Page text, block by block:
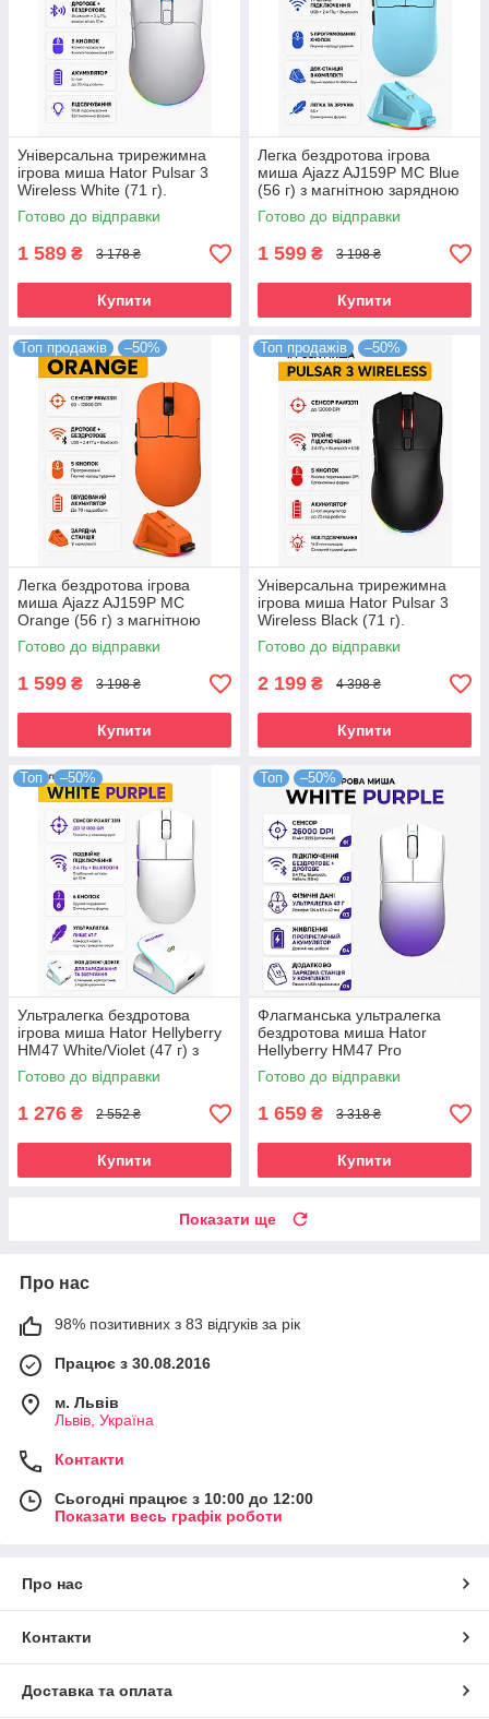
Універсальна трирежимна
ігрова миша Hator Pulsar 3
Wireless White (71 г).
Оптичний сенсор PixArt
PAW3311 12000 DPI
Готово до відправки
1 589 ₴ 3 178 ₴
Купити
Легка бездротова ігрова
миша Ajazz AJ159P MC Blue
(56 г) з магнітною зарядною
станцією. Сенсор PixArt
PAW3311 12000 DPI,
Готово до відправки
1 599 ₴ 3 198 ₴
Купити
Топ продажів –50%
Легка бездротова ігрова
миша Ajazz AJ159P MC
Orange (56 г) з магнітною
зарядною станцією. Сенсор
PixArt PAW3311 12000 DPI
Готово до відправки
1 599 ₴ 3 198 ₴
Купити
Топ продажів –50%
Універсальна трирежимна
ігрова миша Hator Pulsar 3
Wireless Black (71 г).
Оптичний сенсор PixArt
PAW3311 12000 DPI
Готово до відправки
2 199 ₴ 4 398 ₴
Купити
Топ –50%
Ультралегка бездротова
ігрова миша Hator Hellyberry
HM47 White/Violet (47 г) з
магнітною зарядною
станцією
Готово до відправки
1 276 ₴ 2 552 ₴
Купити
Топ –50%
Флагманська ультралегка
бездротова миша Hator
Hellyberry HM47 Pro
White/Violet Gradient (47 г) з
магнітною док-станцією
Готово до відправки
1 659 ₴ 3 318 ₴
Купити
Показати ще
Про нас
98% позитивних з 83 відгуків за рік
Працює з 30.08.2016
м. Львів
Львів, Україна
Контакти
Сьогодні працює з 10:00 до 12:00
Показати весь графік роботи
Про нас
Контакти
Доставка та оплата